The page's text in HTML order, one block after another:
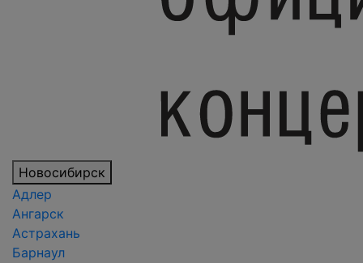
Новосибирск
Адлер
Ангарск
Астрахань
Барнаул